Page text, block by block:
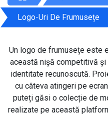
Logo-Uri De Frumusețe
Un logo de frumusețe este
această nișă competitivă
identitate recunoscută.
cu câteva atingeri pe
puteți găsi o colecție de
realizate pe această